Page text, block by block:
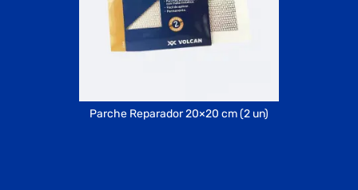
Parche Reparador 20×20 cm (2 un)